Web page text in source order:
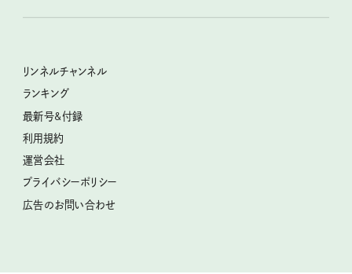
母の日に贈りたい、お花モチーフのアイテム
リンネル 暮らしの道具大賞
ナチュラルメイクレッスン
喜ばれる贈り物手帖
空想喫茶トラノコクさんのあの店この店、喫茶訪問日記
圷みほさんのゆるっと週末キャンプ通信
豆柴・まもるくんの旅日記
柳沢小実さんのお散歩するようなゆるり旅
valoさんのかわいいもの探し
リンネル暮らし部
リンネルチャンネル
おぱんつ君のわくわく楽しい一週間占い
毎日が心地よくなるリンネルタロット
リンネルチャンネル
ランキング
最新号&付録
利用規約
運営会社
プライバシーポリシー
広告のお問い合わせ